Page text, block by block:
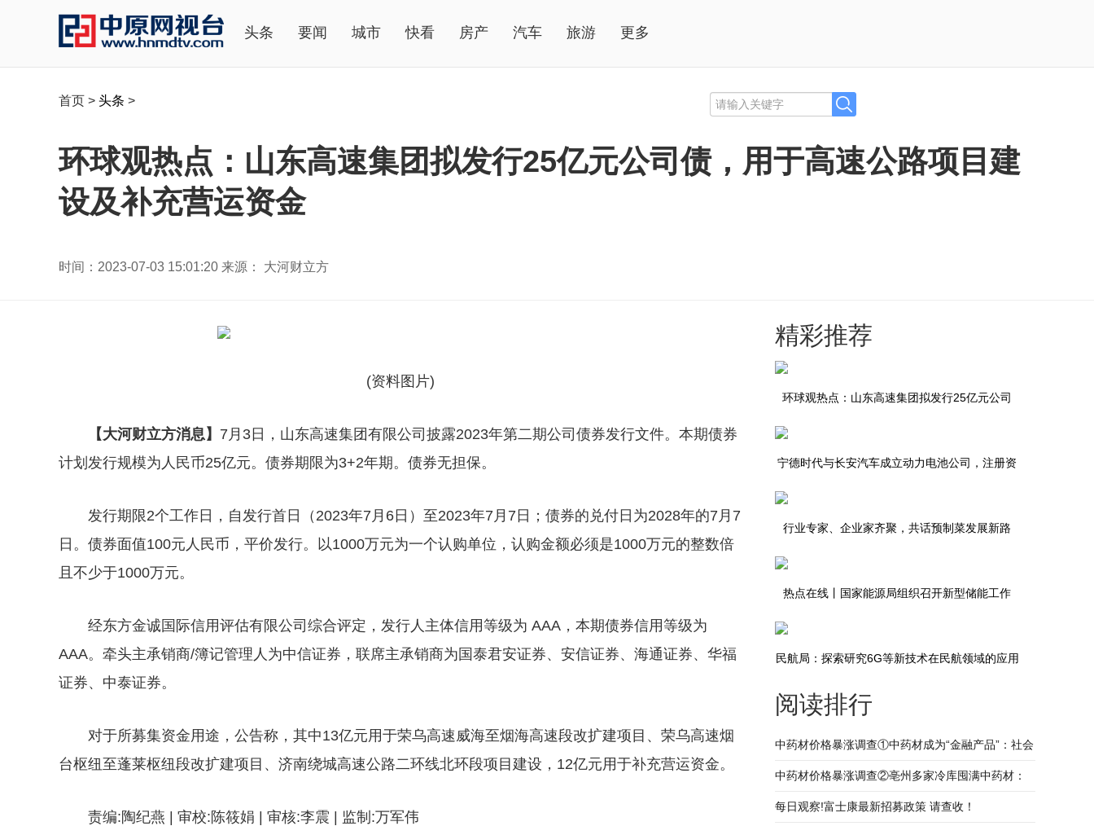
头条 要闻 城市 快看 房产 汽车 旅游 更多
首页 > 头条 >
环球观热点：山东高速集团拟发行25亿元公司债，用于高速公路项目建
设及补充营运资金
时间：2023-07-03 15:01:20 来源： 大河财立方
(资料图片)
【大河财立方消息】 7月3日，山东高速集团有限公司披露2023年第二期公司债券发行文件。本期债券
计划发行规模为人民币25亿元。债券期限为3+2年期。债券无担保。
发行期限2个工作日，自发行首日（2023年7月6日）至2023年7月7日；债券的兑付日为2028年的7月7
日。债券面值100元人民币，平价发行。以1000万元为一个认购单位，认购金额必须是1000万元的整数倍
且不少于1000万元。
经东方金诚国际信用评估有限公司综合评定，发行人主体信用等级为 AAA，本期债券信用等级为
AAA。牵头主承销商/簿记管理人为中信证券，联席主承销商为国泰君安证券、安信证券、海通证券、华福
证券、中泰证券。
对于所募集资金用途，公告称，其中13亿元用于荣乌高速威海至烟海高速段改扩建项目、荣乌高速烟
台枢纽至蓬莱枢纽段改扩建项目、济南绕城高速公路二环线北环段项目建设，12亿元用于补充营运资金。
责编:陶纪燕 | 审校:陈筱娟 | 审核:李震 | 监制:万军伟
精彩推荐
环球观热点：山东高速集团拟发行25亿元公司
宁德时代与长安汽车成立动力电池公司，注册资
行业专家、企业家齐聚，共话预制菜发展新路
热点在线丨国家能源局组织召开新型储能工作
民航局：探索研究6G等新技术在民航领域的应用
环球观焦点
阅读排行
中药材价格暴涨调查①中药材成为“金融产品”：社会
资金涌入中药材市场-全球快资讯
中药材价格暴涨调查②亳州多家冷库囤满中药材：
出仓的很少，至少半月后才有冷库租位
每日观察!富士康最新招募政策 请查收！